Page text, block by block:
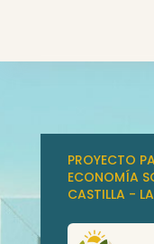
PROYECTO
ECONOMÍA
CASTILLA -